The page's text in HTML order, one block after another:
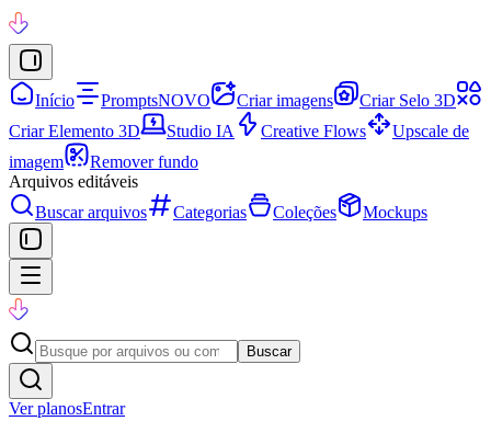
Início PromptsNOVO Criar imagens
Criar Selo 3D
Criar Elemento 3D
Studio IA Creative Flows
Upscale de
imagem
Remover fundo
Arquivos editáveis
Buscar arquivos
Categorias Coleções Mockups
Buscar
Ver planosEntrar